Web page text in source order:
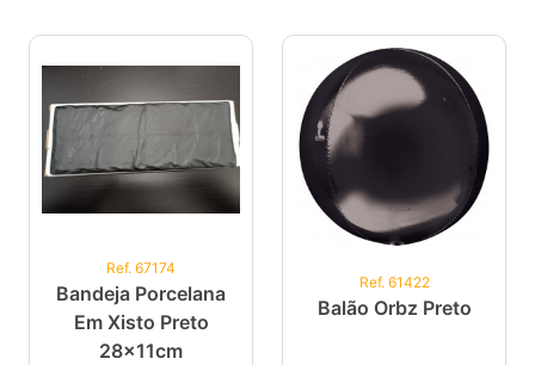
Ref. 67174
Bandeja Porcelana
Em Xisto Preto
28x11cm
Ref. 61422
Balão Orbz Preto